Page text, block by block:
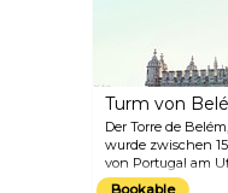
Turm von
Der Torre de
wurde zwischen
von Portugal am
Eingang zum
Bookable